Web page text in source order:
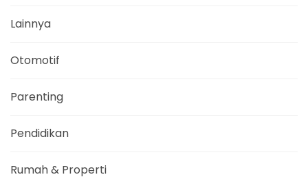
Lainnya
Otomotif
Parenting
Pendidikan
Rumah & Properti